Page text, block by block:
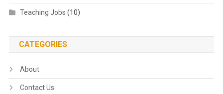
Teaching Jobs (10)
CATEGORIES
About
Contact Us